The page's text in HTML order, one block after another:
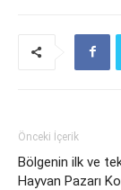
Önceki İçerik
Bölgenin ilk ve
Hayvan Pazarı